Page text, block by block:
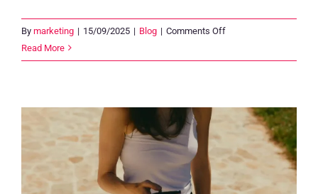
By marketing | 15/09/2025 | Blog | Comments Offon
facturation
%,
son
Read More